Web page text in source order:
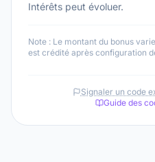
Intérêts peut évoluer.
Note : Le montant du bonus
est crédité après configuration
Signaler un code
Guide des